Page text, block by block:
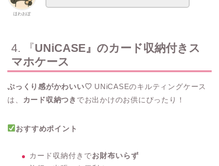
ほわおぽ
4. 『UNiCASE』のカード収納付きス
マホケース
ぷっくり感がかわいい♡ UNiCASEのキルティングケース
は、
カード収納つき でお出かけのお供にぴったり！
おすすめポイント
カード収納付きでお財布いらず